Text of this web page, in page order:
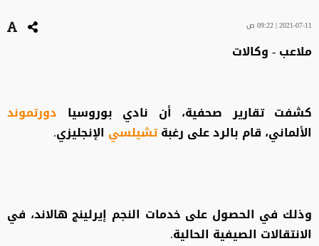
2021-07-11 | 09:22 ص
ملاعب - وكالات
كشفت تقارير صحفية، أن نادي بوروسيا دورتموند
الألماني، قام بالرد على رغبةتشيلسي الإنجليزي.
وذلك في الحصول على خدمات النجم إيرلينج هالاند، في
الانتقالات الصيفية الحالية.